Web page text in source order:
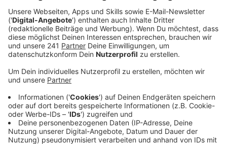
neue Herausforderungen gestellt hat. Es sollten
ungefilterte Gefühle, die unmittelbar im Studio, in
einem zwei-jährigen Prozess, festgehalten wurden.
Dabei hat sich Joris auf das eine verlassen, was nicht
berechenbar ist: Live spielen. Was der Musiker mit
seiner Band seit zehn Jahren präsentiert, hat er auf
das Album übertragen. Alle Songs der neuen Platte
Anzeige